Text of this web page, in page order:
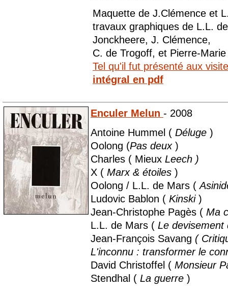
Maquette de J.Clémence et
travaux graphiques de L.L.
Jonckheere, J. Clémence,
C. de Trogoff, et Pierre-
Tel qu'il fut présenté aux
intégral en pdf
Enculer Melun - 2008
Antoine Hummel ( Déluge )
Oolong (Pas deux)
Charles ( Mieux Leech )
X ( Marx & étoiles )
Oolong / L.L. de Mars (
Ludovic Bablon ( Kinski)
Jean-Christophe Pagès ( Ma
L.L. de Mars ( Le devisement
Jean-François Savang (
L'inconnu : transformer le
David Christoffel ( Monsieur
Stendhal ( La guerre )